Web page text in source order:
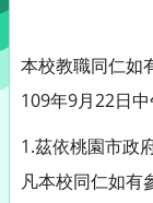
本校教職同仁如
109年9月22日中
1.茲依桃園市政
凡本校同仁如有